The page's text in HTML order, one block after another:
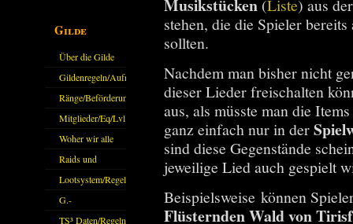
Gilde
Über die Gilde
(DAW)
Gildenregeln/Aufnahme
Ränge/Beförderungen
Mitglieder/Eq/Lvl
Woher wir alle
kommen.
Raids und
Zubehör
Lootsystem/Regeln
G.-
Sparkasse/Goldleihen
TS³ Daten/Regeln
Musikstücken(Liste) aus
stehen, die die Spieler
sollten.
Nachdem man bisher nicht
dieser Lieder freischalten
aus, als müsste man die
ganz einfach nur in der
sind diese Gegenstände
jeweilige Lied auch gespielt
Beispielsweise können
Flüsternden Wald von